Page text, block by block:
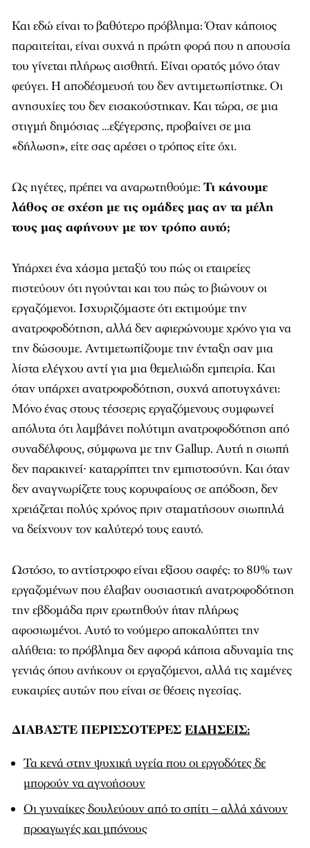
Και εδώ είναι το βαθύτερο πρόβλημα: Όταν κάποιος
παραιτείται, είναι συχνά η πρώτη φορά που η απουσία
του γίνεται πλήρως αισθητή. Είναι ορατός μόνο όταν
φεύγει. Η αποδέσμευσή του δεν αντιμετωπίστηκε. Οι
ανησυχίες του δεν εισακούστηκαν. Και τώρα, σε μια
στιγμή δημόσιας …εξέγερσης, προβαίνει σε μια
«δήλωση», είτε σας αρέσει ο τρόπος είτε όχι.
Ως ηγέτες, πρέπει να αναρωτηθούμε: Τι κάνουμε
λάθος σε σχέση με τις ομάδες μας αν τα μέλη
τους μας αφήνουν με τον τρόπο αυτό;
Υπάρχει ένα χάσμα μεταξύ του πώς οι εταιρείες
πιστεύουν ότι ηγούνται και του πώς το βιώνουν οι
εργαζόμενοι. Ισχυριζόμαστε ότι εκτιμούμε την
ανατροφοδότηση, αλλά δεν αφιερώνουμε χρόνο για να
την δώσουμε. Αντιμετωπίζουμε την ένταξη σαν μια
λίστα ελέγχου αντί για μια θεμελιώδη εμπειρία. Και
όταν υπάρχει ανατροφοδότηση, συχνά αποτυγχάνει:
Μόνο ένας στους τέσσερις εργαζόμενους συμφωνεί
απόλυτα ότι λαμβάνει πολύτιμη ανατροφοδότηση από
συναδέλφους, σύμφωνα με την Gallup. Αυτή η σιωπή
δεν παρακινεί∙ καταρρίπτει την εμπιστοσύνη. Και όταν
δεν αναγνωρίζετε τους κορυφαίους σε απόδοση, δεν
χρειάζεται πολύς χρόνος πριν σταματήσουν σιωπηλά
να δείχνουν τον καλύτερό τους εαυτό.
Ωστόσο, το αντίστροφο είναι εξίσου σαφές: το 80% των
εργαζομένων που έλαβαν ουσιαστική ανατροφοδότηση
την εβδομάδα πριν ερωτηθούν ήταν πλήρως
αφοσιωμένοι. Αυτό το νούμερο αποκαλύπτει την
αλήθεια: το πρόβλημα δεν αφορά κάποια αδυναμία της
γενιάς όπου ανήκουν οι εργαζόμενοι, αλλά τις χαμένες
ευκαιρίες αυτών που είναι σε θέσεις ηγεσίας.
ΔΙΑΒΑΣΤΕ ΠΕΡΙΣΣΟΤΕΡΕΣ ΕΙΔΗΣΕΙΣ:
Τα κενά στην ψυχική υγεία που οι εργοδότες δε
μπορούν να αγνοήσουν
Οι γυναίκες δουλεύουν από το σπίτι – αλλά χάνουν
προαγωγές και μπόνους